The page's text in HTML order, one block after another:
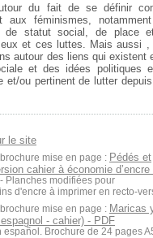
du fait de se définir
aux féminismes,
de statut social, de place
et ces luttes. Mais aussi ,
autour des liens qui existent
et des idées politiques
et/ou pertinent de lutter
le site
mise en page : Pédés et
cahier à économie d’encre
- Planches modifiées pour
d'encre à imprimer en recto-
mise en page : Maricas
- cahier) - PDF
español. Brochure de 24 pages